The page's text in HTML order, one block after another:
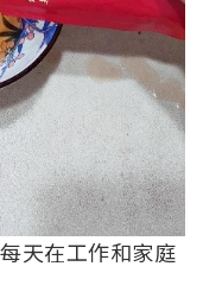
天在工作和家庭